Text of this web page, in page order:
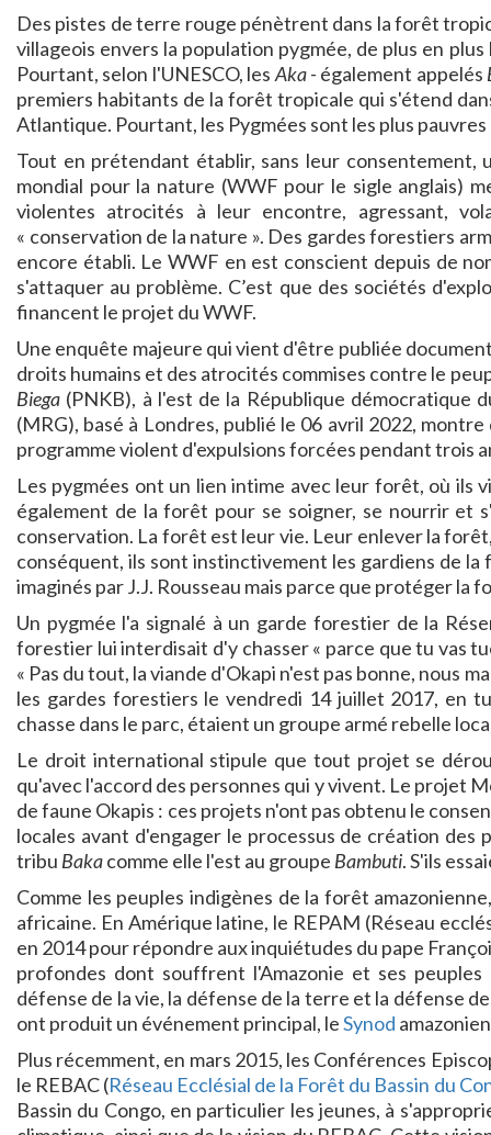
Des pistes de terre rouge pénètrent dans la forêt
villageois envers la population pygmée, de plus en
Pourtant, selon l'UNESCO, les Aka- également appelés
premiers habitants de la forêt tropicale qui s'étend
Atlantique. Pourtant, les Pygmées sont les plus
Tout en prétendant établir, sans leur consentement,
mondial pour la nature (WWF pour le sigle anglais)
violentes atrocités à leur encontre, agressant,
« conservation de la nature ». Des gardes forestiers
encore établi. Le WWF en est conscient depuis de
s'attaquer au problème. C’est que des sociétés
financent le projet du WWF.
Une enquête majeure qui vient d'être publiée
droits humains et des atrocités commises contre le
Biega (PNKB), à l'est de la République démocratique
(MRG), basé à Londres, publié le 06 avril 2022,
programme violent d'expulsions forcées pendant trois
Les pygmées ont un lien intime avec leur forêt, où ils
également de la forêt pour se soigner, se nourrir et
conservation. La forêt est leur vie. Leur enlever la
conséquent, ils sont instinctivement les gardiens de
imaginés par J.J. Rousseau mais parce que protéger la
Un pygmée l'a signalé à un garde forestier de la
forestier lui interdisait d'y chasser « parce que tu vas
« Pas du tout, la viande d'Okapi n'est pas bonne, nous
les gardes forestiers le vendredi 14 juillet 2017, en
chasse dans le parc, étaient un groupe armé rebelle
Le droit international stipule que tout projet se
qu'avec l'accord des personnes qui y vivent. Le projet
de faune Okapis : ces projets n'ont pas obtenu le
locales avant d'engager le processus de création
tribu Bakacomme elle l'est au groupe Bambuti. S'ils
Comme les peuples indigènes de la forêt
africaine. En Amérique latine, le REPAM (Réseau
en 2014 pour répondre aux inquiétudes du pape
profondes dont souffrent l'Amazonie et ses
défense de la vie, la défense de la terre et la défense
ont produit un événement principal, leSynod
Plus récemment, en mars 2015, les Conférences
le REBAC (Réseau Ecclésial de la Forêt du Bassin du
Bassin du Congo, en particulier les jeunes, à